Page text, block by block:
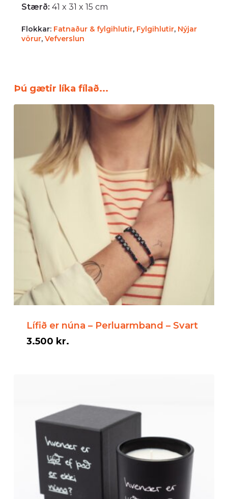
Stærð: 41 x 31 x 15 cm
Flokkar: Fatnaður & fylgihlutir, Fylgihlutir, Nýjar
vörur, Vefverslun
Þú gætir líka fílað...
Lífið er núna – Perluarmband – Svart
3.500 kr.